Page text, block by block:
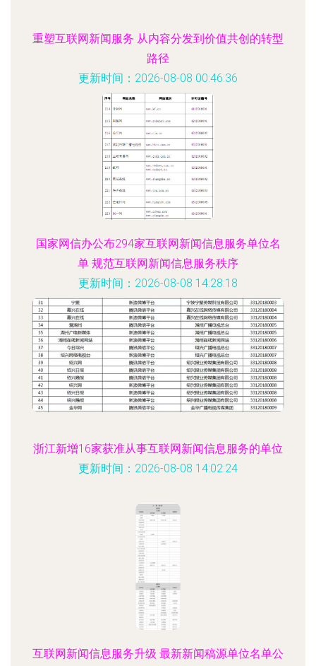
重塑互联网新闻服务 从内容分发到价值共创的转型
路径
更新时间：2026-08-08 00:46:36
国家网信办公布294家互联网新闻信息服务单位名
单 规范互联网新闻信息服务秩序
更新时间：2026-08-08 14:28:18
浙江新增16家获准从事互联网新闻信息服务的单位
更新时间：2026-08-08 14:02:24
互联网新闻信息服务升级 最新新闻稿源单位名单公